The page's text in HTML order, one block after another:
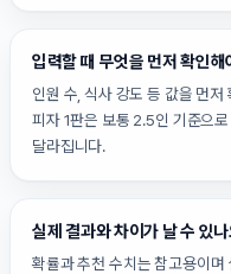
입력할 때 무엇을 먼저 확인해
인원 수, 식사 강도 등 값을 먼저
피자 1판은 보통 2.5인 기준으
달라집니다.
실제 결과와 차이가 날 수 있
확률과 추천 수치는 참고용이며